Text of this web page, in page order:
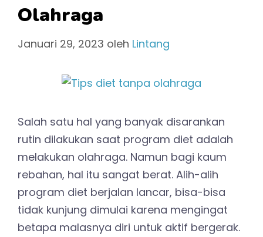
Olahraga
Januari 29, 2023 oleh Lintang
Salah satu hal yang banyak disarankan
rutin dilakukan saat program diet adalah
melakukan olahraga. Namun bagi kaum
rebahan, hal itu sangat berat. Alih-alih
program diet berjalan lancar, bisa-bisa
tidak kunjung dimulai karena mengingat
betapa malasnya diri untuk aktif bergerak.